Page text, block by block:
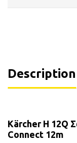
Description
Kärcher H 12Q
Connect 12m